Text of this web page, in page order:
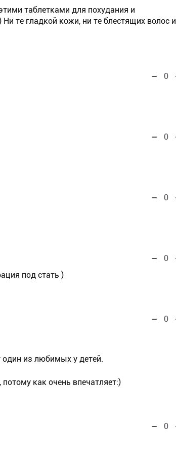
таблетками для похудания и
те гладкой кожи, ни те блестящих волос и
0
0
0
0
под стать )
0
один из любимых у детей.
как очень впечатляет:)
0